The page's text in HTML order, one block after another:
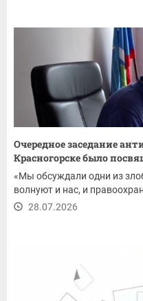
Очередное заседание
Красногорске было
«Мы обсуждали одни из
волнуют и нас, и
28.07.2026